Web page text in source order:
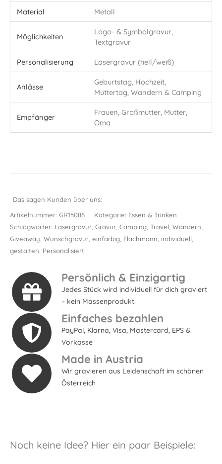
Material Metall
Möglichkeiten
Logo- & Symbolgravur,
Textgravur
Personalisierung Lasergravur (hell/weiß)
Anlässe
Geburtstag, Hochzeit,
Muttertag, Wandern & Camping
Empfänger
Frauen, Großmutter, Mutter,
Oma
Das sagen Kunden über uns:
Artikelnummer: GR15086 Kategorie: Essen & Trinken
Schlagwörter: Lasergravur Gravur Camping Travel Wandern
Giveaway Wunschgravur einfärbig Flachmann individuell
gestalten Personalisiert
Persönlich & Einzigartig
Jedes Stück wird individuell für dich graviert
– kein Massenprodukt.
Einfaches bezahlen
PayPal, Klarna, Visa, Mastercard, EPS &
Vorkasse
Made in Austria
Wir gravieren aus Leidenschaft im schönen
Österreich
Noch keine Idee? Hier ein paar Beispiele: